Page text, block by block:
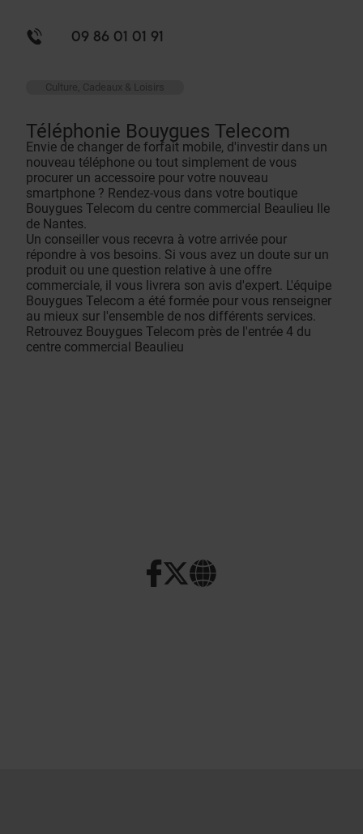
09 86 01 01 91
Culture, Cadeaux & Loisirs
Téléphonie Bouygues Telecom
Envie de changer de forfait mobile, d'investir dans un
nouveau téléphone ou tout simplement de vous
procurer un accessoire pour votre nouveau
smartphone ? Rendez-vous dans votre boutique
Bouygues Telecom du centre commercial Beaulieu Ile
de Nantes.
Un conseiller vous recevra à votre arrivée pour
répondre à vos besoins. Si vous avez un doute sur un
produit ou une question relative à une offre
commerciale, il vous livrera son avis d'expert. L'équipe
Bouygues Telecom a été formée pour vous renseigner
au mieux sur l'ensemble de nos différents services.
Retrouvez Bouygues Telecom près de l'entrée 4 du
centre commercial Beaulieu